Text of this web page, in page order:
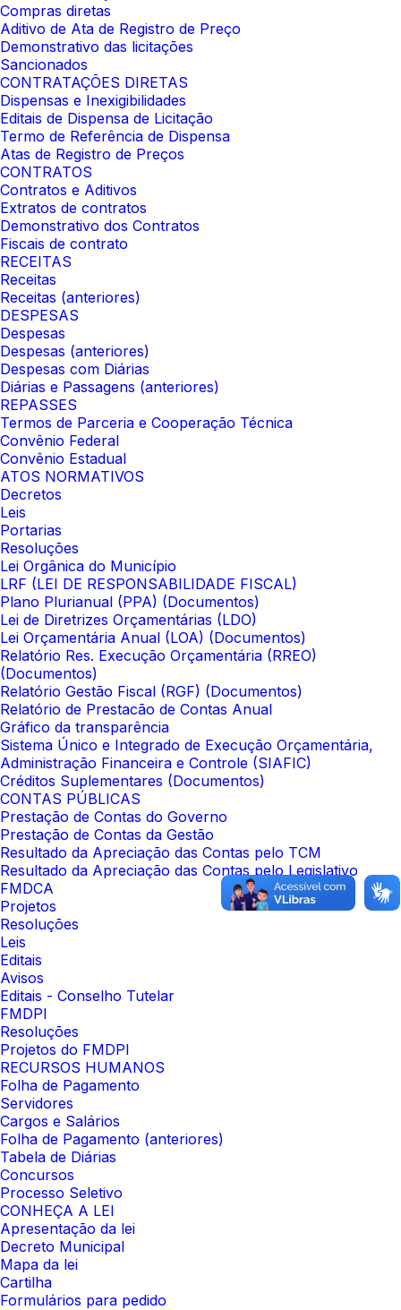
Compras diretas
Aditivo de Ata de Registro de Preço
Demonstrativo das licitações
Sancionados
CONTRATAÇÕES DIRETAS
Dispensas e Inexigibilidades
Editais de Dispensa de Licitação
Termo de Referência de Dispensa
Atas de Registro de Preços
CONTRATOS
Contratos e Aditivos
Extratos de contratos
Demonstrativo dos Contratos
Fiscais de contrato
RECEITAS
Receitas
Receitas (anteriores)
DESPESAS
Despesas
Despesas (anteriores)
Despesas com Diárias
Diárias e Passagens (anteriores)
REPASSES
Termos de Parceria e Cooperação Técnica
Convênio Federal
Convênio Estadual
ATOS NORMATIVOS
Decretos
Leis
Portarias
Resoluções
Lei Orgânica do Município
LRF (LEI DE RESPONSABILIDADE FISCAL)
Plano Plurianual (PPA) (Documentos)
Lei de Diretrizes Orçamentárias (LDO)
Lei Orçamentária Anual (LOA) (Documentos)
Relatório Res. Execução Orçamentária (RREO)
(Documentos)
Relatório Gestão Fiscal (RGF) (Documentos)
Relatório de Prestacão de Contas Anual
Gráfico da transparência
Sistema Único e Integrado de Execução Orçamentária,
Administração Financeira e Controle (SIAFIC)
Créditos Suplementares (Documentos)
CONTAS PÚBLICAS
Prestação de Contas do Governo
Prestação de Contas da Gestão
Resultado da Apreciação das Contas pelo TCM
Resultado da Apreciação das Contas pelo Legislativo
FMDCA
Projetos
Resoluções
Leis
Editais
Avisos
Editais - Conselho Tutelar
FMDPI
Resoluções
Projetos do FMDPI
RECURSOS HUMANOS
Folha de Pagamento
Servidores
Cargos e Salários
Folha de Pagamento (anteriores)
Tabela de Diárias
Concursos
Processo Seletivo
CONHEÇA A LEI
Apresentação da lei
Decreto Municipal
Mapa da lei
Cartilha
Formulários para pedido